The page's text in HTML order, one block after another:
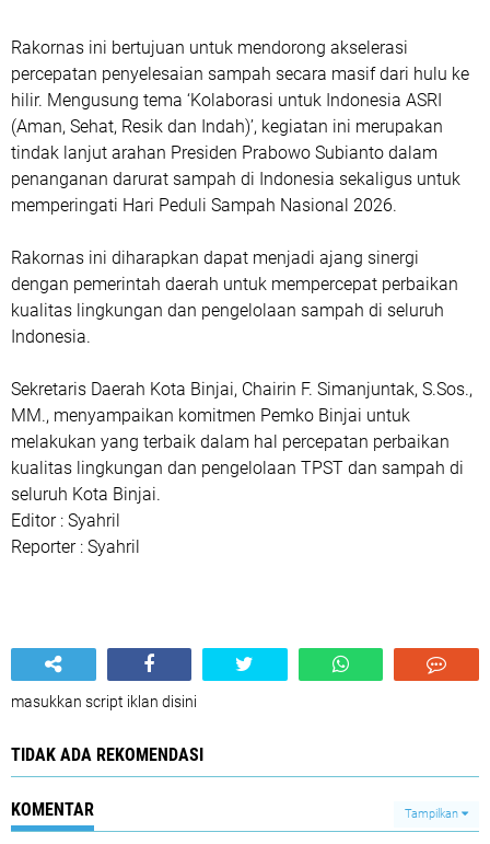
Rakornas ini bertujuan untuk mendorong akselerasi
percepatan penyelesaian sampah secara masif dari hulu ke
hilir. Mengusung tema ‘Kolaborasi untuk Indonesia ASRI
(Aman, Sehat, Resik dan Indah)’, kegiatan ini merupakan
tindak lanjut arahan Presiden Prabowo Subianto dalam
penanganan darurat sampah di Indonesia sekaligus untuk
memperingati Hari Peduli Sampah Nasional 2026.
Rakornas ini diharapkan dapat menjadi ajang sinergi
dengan pemerintah daerah untuk mempercepat perbaikan
kualitas lingkungan dan pengelolaan sampah di seluruh
Indonesia.
Sekretaris Daerah Kota Binjai, Chairin F. Simanjuntak, S.Sos.,
MM., menyampaikan komitmen Pemko Binjai untuk
melakukan yang terbaik dalam hal percepatan perbaikan
kualitas lingkungan dan pengelolaan TPST dan sampah di
seluruh Kota Binjai.
Editor : Syahril
Reporter : Syahril
masukkan script iklan disini
TIDAK ADA REKOMENDASI
KOMENTAR Tampilkan